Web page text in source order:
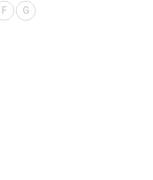
F G